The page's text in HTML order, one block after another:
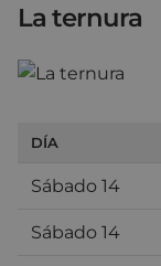
La ternura
DÍA
Sábado 14
Sábado 14